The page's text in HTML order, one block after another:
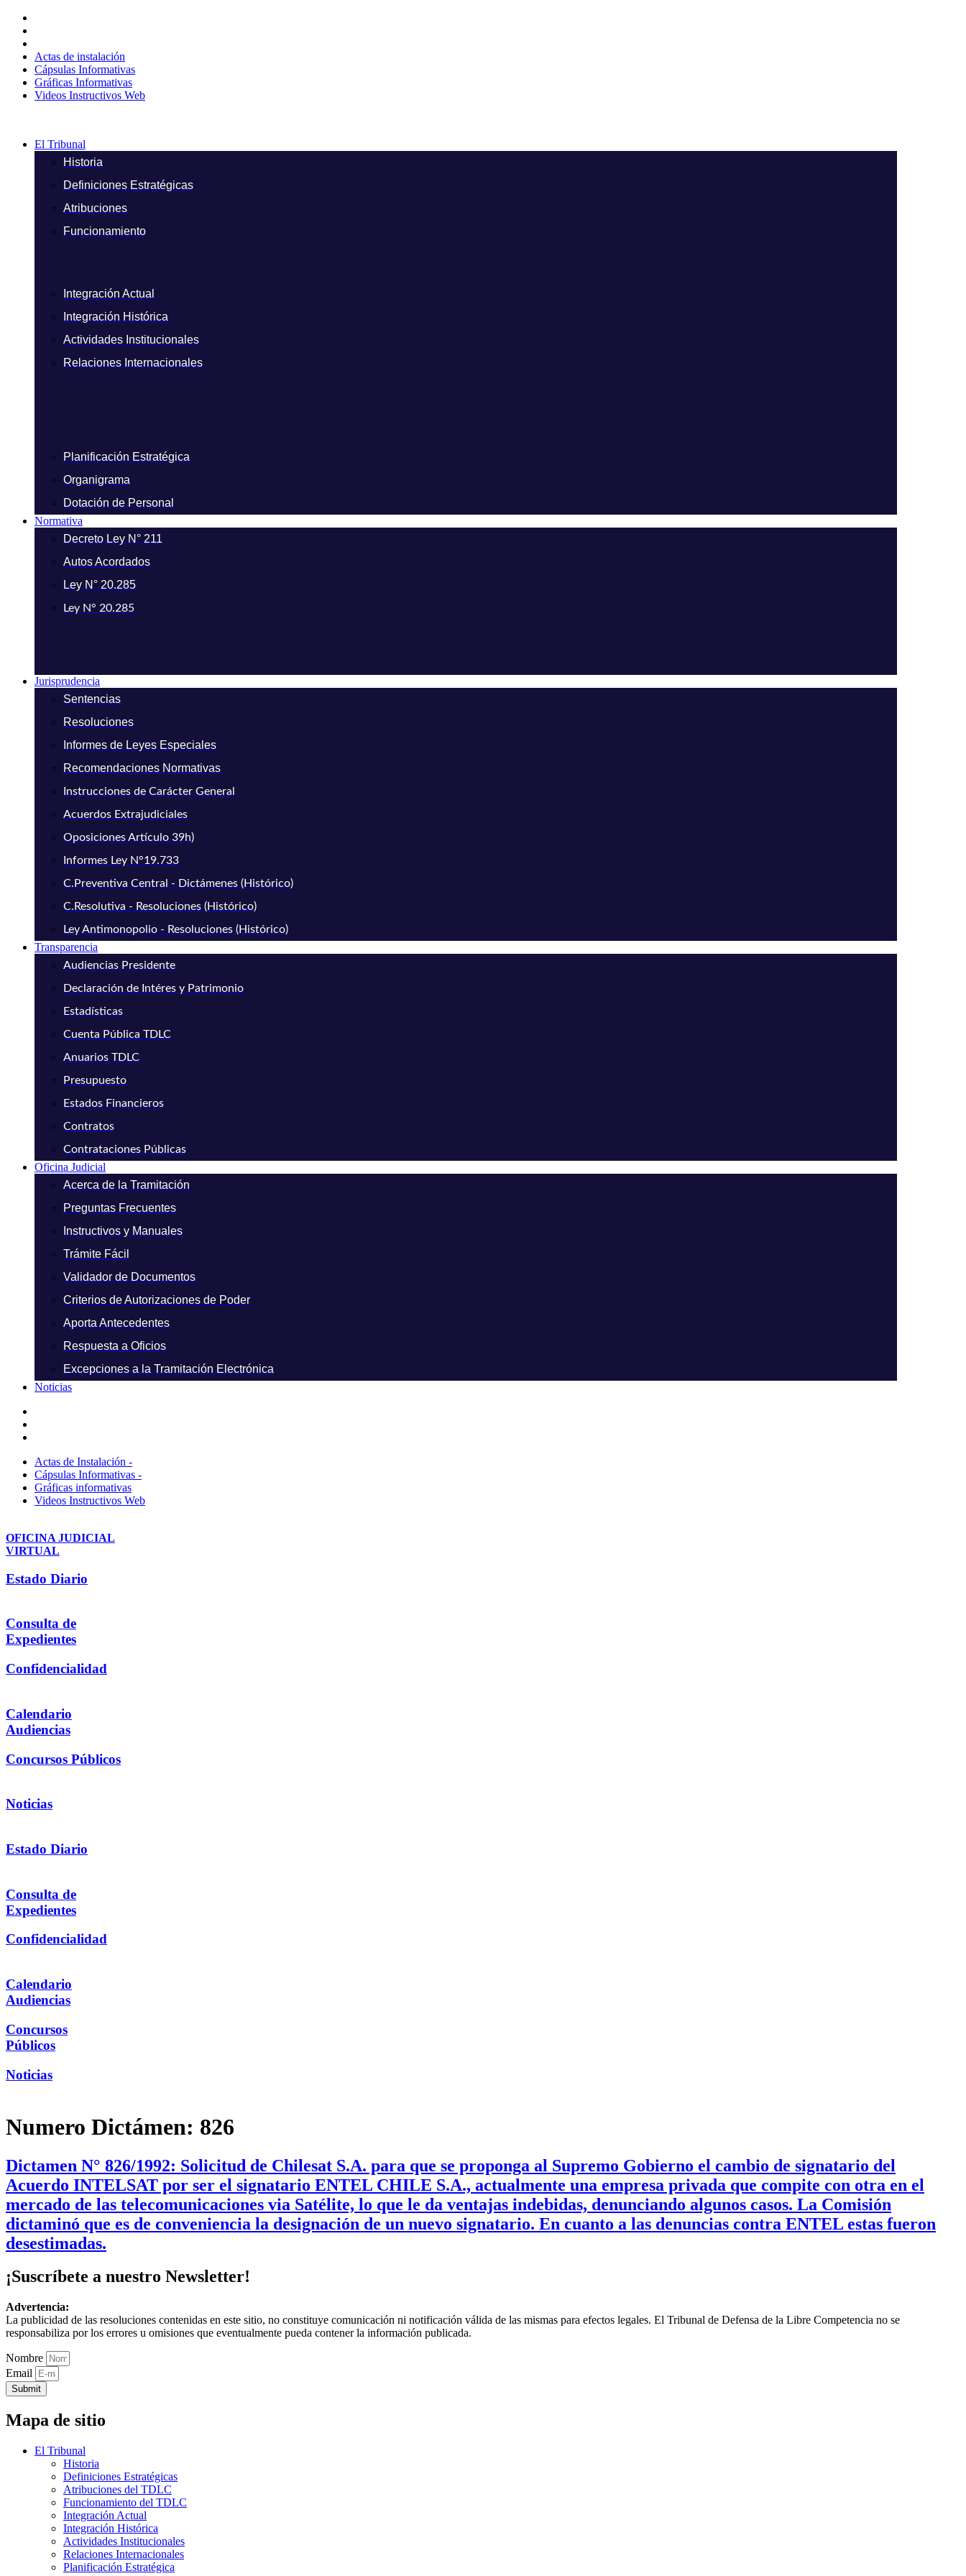
contenido
Actas de instalación
Cápsulas Informativas
Gráficas Informativas
Videos Instructivos Web
El Tribunal
Historia
Definiciones Estratégicas
Atribuciones
Funcionamiento
Integración Actual
Integración Histórica
Actividades Institucionales
Relaciones Internacionales
Planificación Estratégica
Organigrama
Dotación de Personal
Normativa
Decreto Ley N° 211
Autos Acordados
Ley N° 20.285
Ley N° 20.285
Jurisprudencia
Sentencias
Resoluciones
Informes de Leyes Especiales
Recomendaciones Normativas
Instrucciones de Carácter General
Acuerdos Extrajudiciales
Oposiciones Artículo 39h)
Informes Ley N°19.733
C.Preventiva Central - Dictámenes (Histórico)
C.Resolutiva - Resoluciones (Histórico)
Ley Antimonopolio - Resoluciones (Histórico)
Transparencia
Audiencias Presidente
Declaración de Intéres y Patrimonio
Estadísticas
Cuenta Pública TDLC
Anuarios TDLC
Presupuesto
Estados Financieros
Contratos
Contrataciones Públicas
Oficina Judicial
Acerca de la Tramitación
Preguntas Frecuentes
Instructivos y Manuales
Trámite Fácil
Validador de Documentos
Criterios de Autorizaciones de Poder
Aporta Antecedentes
Respuesta a Oficios
Excepciones a la Tramitación Electrónica
Noticias
Actas de Instalación -
Cápsulas Informativas -
Gráficas informativas
Videos Instructivos Web
OFICINA JUDICIAL
VIRTUAL
Estado Diario
Consulta de
Expedientes
Confidencialidad
Calendario
Audiencias
Concursos Públicos
Noticias
Estado Diario
Consulta de
Expedientes
Confidencialidad
Calendario
Audiencias
Concursos
Públicos
Noticias
Numero Dictámen: 826
Dictamen N° 826/1992: Solicitud de Chilesat S.A. para que se proponga al Supremo Gobierno el cambio de signatario del
Acuerdo INTELSAT por ser el signatario ENTEL CHILE S.A., actualmente una empresa privada que compite con otra en el
mercado de las telecomunicaciones via Satélite, lo que le da ventajas indebidas, denunciando algunos casos. La Comisión
dictaminó que es de conveniencia la designación de un nuevo signatario. En cuanto a las denuncias contra ENTEL estas fueron
desestimadas.
¡Suscríbete a nuestro Newsletter!
Advertencia:
La publicidad de las resoluciones contenidas en este sitio, no constituye comunicación ni notificación válida de las mismas para efectos legales. El Tribunal de Defensa de la Libre Competencia no se
responsabiliza por los errores u omisiones que eventualmente pueda contener la información publicada.
Nombre
Email
Submit
Mapa de sitio
El Tribunal
Historia
Definiciones Estratégicas
Atribuciones del TDLC
Funcionamiento del TDLC
Integración Actual
Integración Histórica
Actividades Institucionales
Relaciones Internacionales
Planificación Estratégica